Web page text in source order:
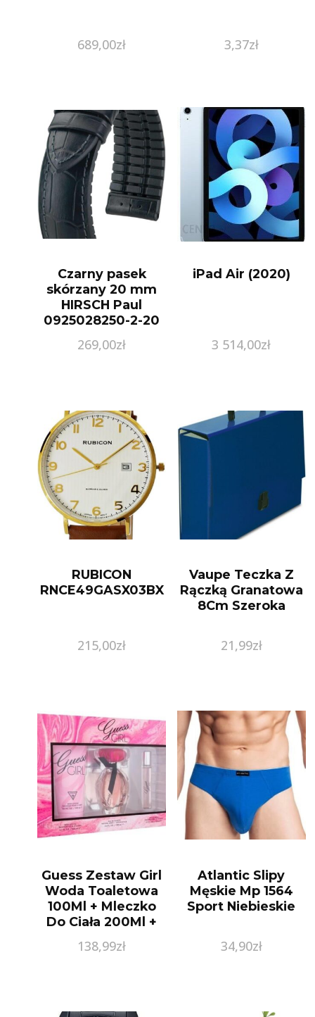
689,00zł 3,37zł
Czarny pasek
skórzany 20 mm
HIRSCH Paul
0925028250-2-20
269,00zł
iPad Air (2020)
3 514,00zł
RUBICON
RNCE49GASX03BX
215,00zł
Vaupe Teczka Z
Rączką Granatowa
8Cm Szeroka
21,99zł
Guess Zestaw Girl
Woda Toaletowa
100Ml + Mleczko
Do Ciała 200Ml +
15Ml
138,99zł
Atlantic Slipy
Męskie Mp 1564
Sport Niebieskie
34,90zł